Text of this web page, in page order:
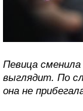
Певица
выглядит. По
она не